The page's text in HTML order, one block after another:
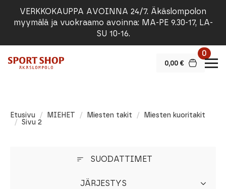
VERKKOKAUPPA AVOINNA 24/7. Äkäslompolon
myymälä ja vuokraamo avoinna: MA-PE 9.30-17, LA-
SU 10-16.
0,00 €
0
Etusivu MIEHET Miesten takit
Miesten kuoritakit
Sivu 2
SUODATTIMET
JÄRJESTYS